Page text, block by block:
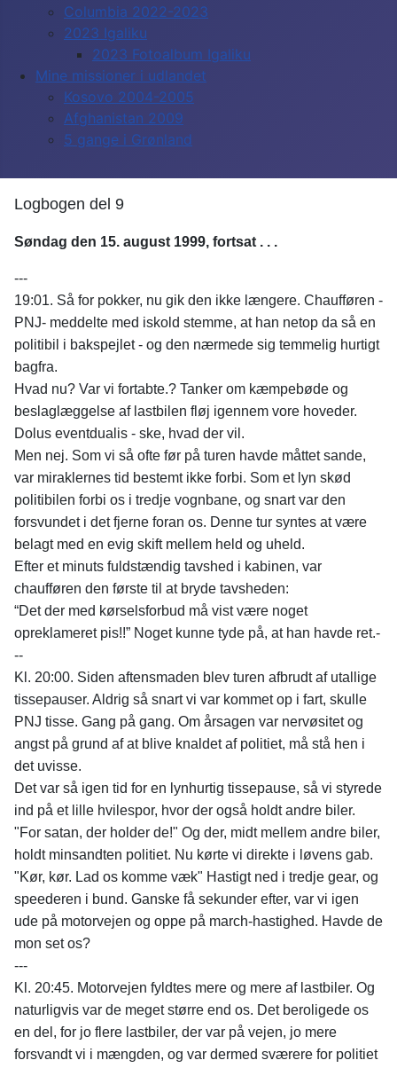
Columbia 2022-2023
2023 Igaliku
2023 Fotoalbum Igaliku
Mine missioner i udlandet
Kosovo 2004-2005
Afghanistan 2009
5 gange i Grønland
Logbogen del 9
Søndag den 15. august 1999, fortsat . . .
---
19:01. Så for pokker, nu gik den ikke længere. Chaufføren -
PNJ- meddelte med iskold stemme, at han netop da så en
politibil i bakspejlet - og den nærmede sig temmelig hurtigt
bagfra.
Hvad nu? Var vi fortabte.? Tanker om kæmpebøde og
beslaglæggelse af lastbilen fløj igennem vore hoveder.
Dolus eventdualis - ske, hvad der vil.
Men nej. Som vi så ofte før på turen havde måttet sande,
var miraklernes tid bestemt ikke forbi. Som et lyn skød
politibilen forbi os i tredje vognbane, og snart var den
forsvundet i det fjerne foran os. Denne tur syntes at være
belagt med en evig skift mellem held og uheld.
Efter et minuts fuldstændig tavshed i kabinen, var
chaufføren den første til at bryde tavsheden:
“Det der med kørselsforbud må vist være noget
opreklameret pis!!” Noget kunne tyde på, at han havde ret.-
--
Kl. 20:00. Siden aftensmaden blev turen afbrudt af utallige
tissepauser. Aldrig så snart vi var kommet op i fart, skulle
PNJ tisse. Gang på gang. Om årsagen var nervøsitet og
angst på grund af at blive knaldet af politiet, må stå hen i
det uvisse.
Det var så igen tid for en lynhurtig tissepause, så vi styrede
ind på et lille hvilespor, hvor der også holdt andre biler.
"For satan, der holder de!" Og der, midt mellem andre biler,
holdt minsandten politiet. Nu kørte vi direkte i løvens gab.
"Kør, kør. Lad os komme væk" Hastigt ned i tredje gear, og
speederen i bund. Ganske få sekunder efter, var vi igen
ude på motorvejen og oppe på march-hastighed. Havde de
mon set os?
---
Kl. 20:45. Motorvejen fyldtes mere og mere af lastbiler. Og
naturligvis var de meget større end os. Det beroligede os
en del, for jo flere lastbiler, der var på vejen, jo mere
forsvandt vi i mængden, og var dermed sværere for politiet